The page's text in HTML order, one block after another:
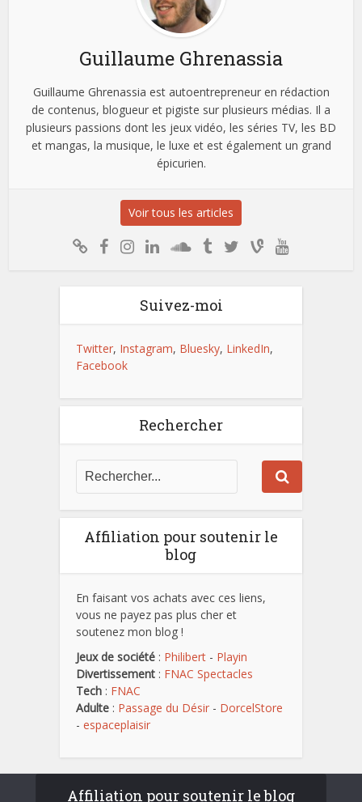
Guillaume Ghrenassia
Guillaume Ghrenassia est autoentrepreneur en rédaction
de contenus, blogueur et pigiste sur plusieurs médias. Il a
plusieurs passions dont les jeux vidéo, les séries TV, les BD
et mangas, la musique, le luxe et est également un grand
épicurien.
Voir tous les articles
Suivez-moi
Twitter, Instagram, Bluesky, LinkedIn,
Facebook
Rechercher
Affiliation pour soutenir le
blog
En faisant vos achats avec ces liens,
vous ne payez pas plus cher et
soutenez mon blog !
Jeux de société : Philibert - Playin
Divertissement : FNAC Spectacles
Tech : FNAC
Adulte : Passage du Désir - DorcelStore
- espaceplaisir
Affiliation pour soutenir le blog